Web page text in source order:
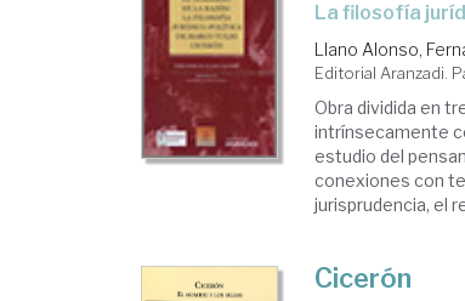
la filosofía
Llano Alonso,
Editorial Aranzadi.
Obra dividida en
intrínsecamente
estudio del
conexiones con
jurisprudencia, el
Cicerón